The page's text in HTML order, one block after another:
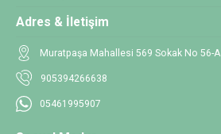
Adres & İletişim
Muratpaşa Mahallesi 569 Sokak No 56-A
905394266638
05461995907